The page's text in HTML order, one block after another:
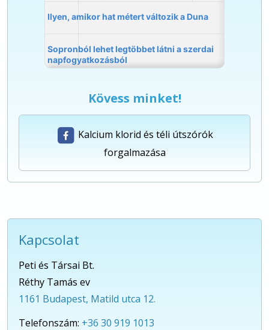
Kövess minket!
Kalcium klorid és téli útszórók
forgalmazása
Kapcsolat
Peti és Társai Bt.
Réthy Tamás ev
1161 Budapest, Matild utca 12.
Telefonszám: +36 30 919 1013